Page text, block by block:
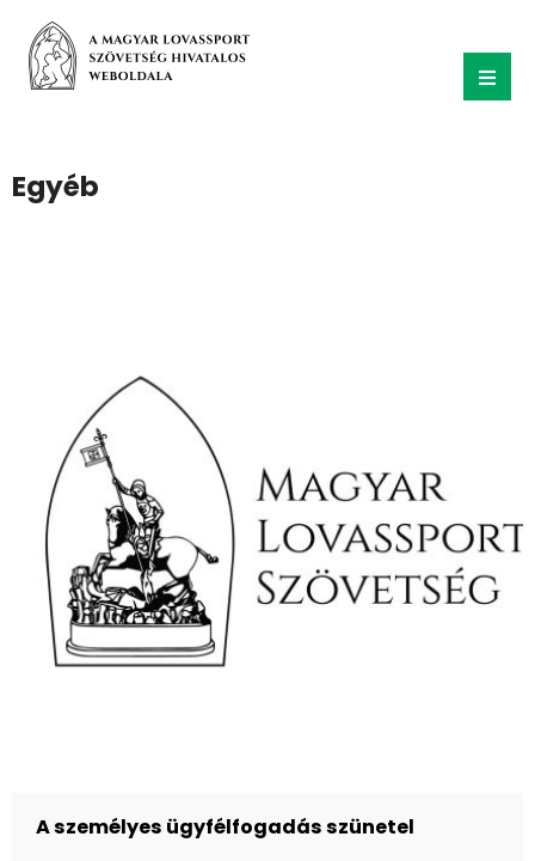
Egyéb
A személyes ügyfélfogadás szünetel